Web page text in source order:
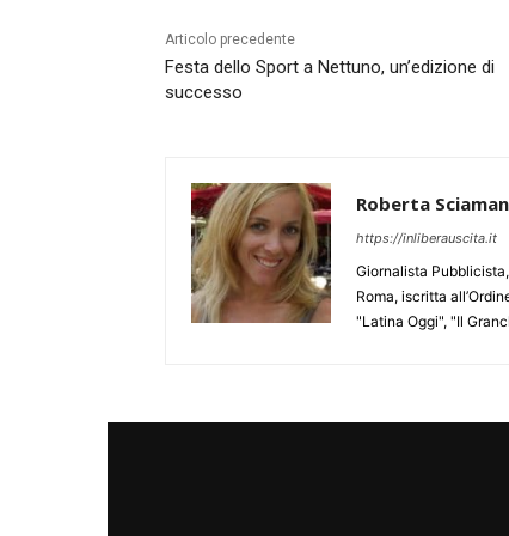
Articolo precedente
Festa dello Sport a Nettuno, un’edizione di
successo
Roberta
https://inliberauscita.it
Giornalista
Roma, iscritta
"Latina Oggi", "Il